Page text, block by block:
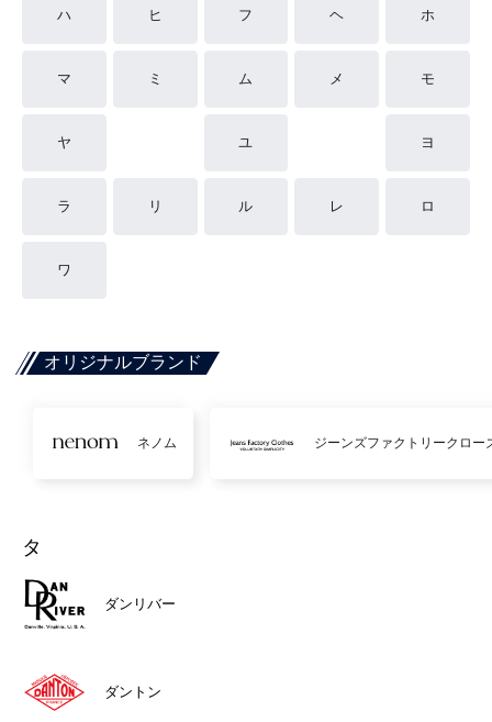
ハ ヒ フ ヘ ホ
マ ミ ム メ モ
ヤ ユ ヨ
ラ リ ル レ ロ
ワ
オリジナルブランド
ネノム ジーンズファクトリークロー
タ
ダンリバー
ダントン